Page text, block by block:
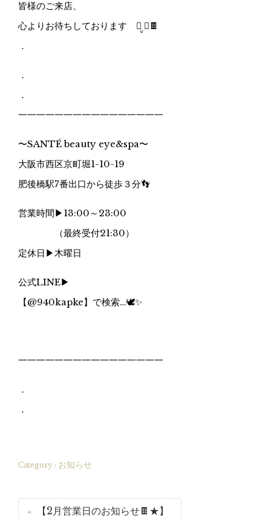
皆様のご来店、
心よりお待ちしております ⺣̤̬ ✌︎🍫
．
．
．
一一一一一一一一一一一一一一一一
〜SANTÉ beauty eye&spa〜
大阪市西区京町堀1-10-19
肥後橋駅7番出口から徒歩３分👣
営業時間▶︎13:00～23:00
（最終受付21:30）
定休日▶︎木曜日
公式LINE▶︎
【@940kapke】で検索…🕊✨
一一一一一一一一一一一一一一一一
．
．
Category : お知らせ
【2月営業日のお知らせ🍫★】